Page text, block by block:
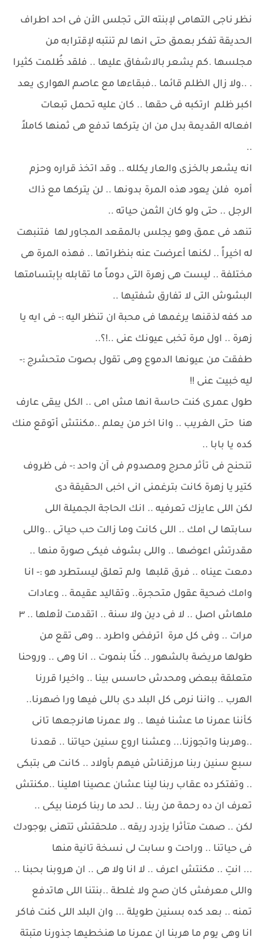
نظر ناجى التهامى لإبنته التى تجلس الأن فى احد اطراف
الحديقة تفكر بعمق حتى انها لم تنتبه لإقترابه من
مجلسها .كم يشعر بالاشفاق عليها .. فلقد ظُلمت كثيرا
. ..ولا زال الظلم قائما ..فبقاءها مع عاصم الهوارى يعد
اكبر ظلم ارتكبه فى حقها .. كان عليه تحمل تبعات
افعاله القديمة بدل من ان يتركها تدفع هى ثمنها كاملاً
..
انه يشعر بالخزى والعار يكلله .. وقد اتخذ قراره وحزم
أمره فلن يعود هذه المرة بدونها .. لن يتركها مع ذاك
الرجل .. حتى ولو كان الثمن حياته ..
تنهد فى عمق وهو يجلس بالمقعد المجاور لها فتنبهت
له اخيراً .. لكنها أعرضت عنه بنظراتها .. فهذه المرة هى
مختلفة .. ليست هى زهرة التى دوماً ما تقابله بإبتسامتها
البشوش التى لا تفارق شفتيها ..
مد كفه لذقنها يرغمها فى محبة ان تنظر اليه :- فى ايه يا
زهرة .. اول مرة تخبى عيونك عنى ..!؟..
طفقت من عيونها الدموع وهى تقول بصوت متحشرج :-
ليه خبيت عنى !!
طول عمرى كنت حاسة انها مش امى .. الكل يبقى عارف
هنا حتى الغريب .. وانا اخر من يعلم ..مكنتش أتوقع منك
كده يا بابا ..
تنحنح فى تأثر محرج ومصدوم فى آن واحد :- فى ظروف
كتير يا زهرة كانت بترغمنى انى اخبى الحقيقة دى
لكن اللى عايزك تعرفيه .. انك الحاجة الجميلة اللى
سابتها لى امك .. اللى كانت وما زالت حب حياتى ..واللى
مقدرتش اعوضها .. واللى بشوف فيكى صورة منها ..
دمعت عيناه .. فرق قلبها ولم تعلق ليستطرد هو :- انا
وامك ضحية عقول متحجرة.. وتقاليد عقيمة .. وعادات
ملهاش اصل .. لا فى دين ولا سنة .. اتقدمت لأهلها .. ٣
مرات .. وفى كل مرة اترفض واطرد .. وهى تقع من
طولها مريضة بالشهور .. كنّا بنموت .. انا وهى .. وروحنا
متعلقة ببعض ومحدش حاسس بينا .. واخيرا قررنا
الهرب .. واننا نرمى كل البلد دى باللى فيها ورا ضهرنا..
كأننا عمرنا ما عشنا فيها .. ولا عمرنا هانرجعها تانى
..وهربنا واتجوزنا... وعشنا اروع سنين حياتنا .. قعدنا
سبع سنين ربنا مرزقناش فيهم بأولاد .. كانت هى بتبكى
.. وتفتكر ده عقاب ربنا لينا عشان عصينا اهلينا ..مكنتش
تعرف ان ده رحمة من ربنا .. لحد ما ربنا كرمنا بيكى ..
لكن .. صمت متأثرا يزدرد ريقه .. ملحقتش تتهنى بوجودك
فى حياتنا .. وراحت و سابت لى نسخة تانية منها
... انتِ .. مكنتش اعرف .. لا انا ولا هى .. ان هروبنا بحبنا ..
واللى معرفش كان صح ولا غلطة ..بنتنا اللى هاتدفع
تمنه .. بعد كده بسنين طويلة ... وان البلد اللى كنت فاكر
انا وهى يوم ما هربنا ان عمرنا ما هنخطيها جذورنا متبتة